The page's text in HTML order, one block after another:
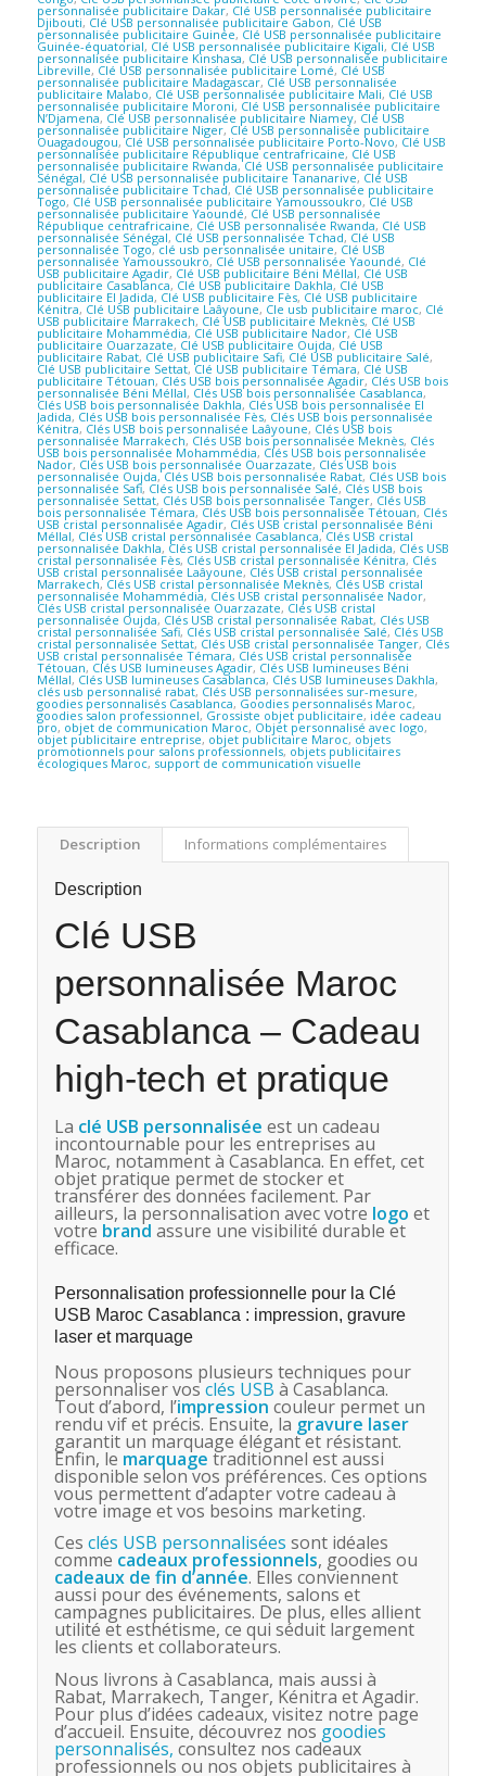
personnalisée publicitaire Dakar, Clé USB personnalisée publicitaire
Djibouti, Clé USB personnalisée publicitaire Gabon, Clé USB
personnalisée publicitaire Guinée, Clé USB personnalisée publicitaire
Guinée-équatorial, Clé USB personnalisée publicitaire Kigali, Clé USB
personnalisée publicitaire Kinshasa, Clé USB personnalisée publicitaire
Libreville, Clé USB personnalisée publicitaire Lomé, Clé USB
personnalisée publicitaire Madagascar, Clé USB personnalisée
publicitaire Malabo, Clé USB personnalisée publicitaire Mali, Clé USB
personnalisée publicitaire Moroni, Clé USB personnalisée publicitaire
N’Djamena, Clé USB personnalisée publicitaire Niamey, Clé USB
personnalisée publicitaire Niger, Clé USB personnalisée publicitaire
Ouagadougou,Clé USB personnalisée publicitaire Porto-Novo, Clé USB
personnalisée publicitaire République centrafricaine, Clé USB
personnalisée publicitaire Rwanda,Clé USB personnalisée publicitaire
Sénégal, Clé USB personnalisée publicitaire Tananarive, Clé USB
personnalisée publicitaire Tchad, Clé USB personnalisée publicitaire
Togo, Clé USB personnalisée publicitaire Yamoussoukro, Clé USB
personnalisée publicitaire Yaoundé, Clé USB personnalisée
République centrafricaine, Clé USB personnalisée Rwanda, Clé USB
personnalisée Sénégal, Clé USB personnalisée Tchad, Clé USB
personnalisée Togo,clé usb personnalisée unitaire, Clé USB
personnalisée Yamoussoukro, Clé USB personnalisée Yaoundé, Clé
USB publicitaire Agadir, Clé USB publicitaire Béni Méllal, Clé USB
publicitaire Casablanca, Clé USB publicitaire Dakhla, Clé USB
publicitaire El Jadida, Clé USB publicitaire Fès, Clé USB publicitaire
Kénitra, Clé USB publicitaire Laâyoune, Cle usb publicitaire maroc, Clé
USB publicitaire Marrakech, Clé USB publicitaire Meknès, Clé USB
publicitaire Mohammédia, Clé USB publicitaire Nador, Clé USB
publicitaire Ouarzazate, Clé USB publicitaire Oujda, Clé USB
publicitaire Rabat, Clé USB publicitaire Safi, Clé USB publicitaire Salé,
Clé USB publicitaire Settat, Clé USB publicitaire Témara, Clé USB
publicitaire Tétouan, Clés USB bois personnalisée Agadir, Clés USB bois
personnalisée Béni Méllal, Clés USB bois personnalisée Casablanca,
Clés USB bois personnalisée Dakhla, Clés USB bois personnalisée El
Jadida, Clés USB bois personnalisée Fès, Clés USB bois personnalisée
Kénitra, Clés USB bois personnalisée Laâyoune, Clés USB bois
personnalisée Marrakech, Clés USB bois personnalisée Meknès, Clés
USB bois personnalisée Mohammédia, Clés USB bois personnalisée
Nador, Clés USB bois personnalisée Ouarzazate, Clés USB bois
personnalisée Oujda, Clés USB bois personnalisée Rabat, Clés USB bois
personnalisée Safi, Clés USB bois personnalisée Salé, Clés USB bois
personnalisée Settat, Clés USB bois personnalisée Tanger, Clés USB
bois personnalisée Témara, Clés USB bois personnalisée Tétouan, Clés
USB cristal personnalisée Agadir, Clés USB cristal personnalisée Béni
Méllal, Clés USB cristal personnalisée Casablanca, Clés USB cristal
personnalisée Dakhla, Clés USB cristal personnalisée El Jadida, Clés USB
cristal personnalisée Fès, Clés USB cristal personnalisée Kénitra, Clés
USB cristal personnalisée Laâyoune, Clés USB cristal personnalisée
Marrakech, Clés USB cristal personnalisée Meknès, Clés USB cristal
personnalisée Mohammédia, Clés USB cristal personnalisée Nador,
Clés USB cristal personnalisée Ouarzazate, Clés USB cristal
personnalisée Oujda, Clés USB cristal personnalisée Rabat, Clés USB
cristal personnalisée Safi, Clés USB cristal personnalisée Salé, Clés USB
cristal personnalisée Settat, Clés USB cristal personnalisée Tanger, Clés
USB cristal personnalisée Témara, Clés USB cristal personnalisée
Tétouan, Clés USB lumineuses Agadir, Clés USB lumineuses Béni
Méllal, Clés USB lumineuses Casablanca, Clés USB lumineuses Dakhla,
clés usb personnalisé rabat, Clés USB personnalisées sur-mesure,
goodies personnalisés Casablanca, Goodies personnalisés Maroc,
goodies salon professionnel, Grossiste objet publicitaire, idée cadeau
pro, objet de communication Maroc, Objet personnalisé avec logo,
objet publicitaire entreprise, objet publicitaire Maroc, objets
promotionnels pour salons professionnels, objets publicitaires
écologiques Maroc, support de communication visuelle
Description Informations complémentaires
Description
Clé USB
personnalisée Maroc
Casablanca – Cadeau
high-tech et pratique
La clé USB personnalisée est un cadeau
incontournable pour les entreprises au
Maroc, notamment à Casablanca. En effet, cet
objet pratique permet de stocker et
transférer des données facilement. Par
ailleurs, la personnalisation avec votre logo et
votre brand assure une visibilité durable et
efficace.
Personnalisation professionnelle pour la Clé
USB Maroc Casablanca : impression, gravure
laser et marquage
Nous proposons plusieurs techniques pour
personnaliser vosclés USB à Casablanca.
Tout d’abord, l’impression couleur permet un
rendu vif et précis. Ensuite, la gravure laser
garantit un marquage élégant et résistant.
Enfin, le marquage traditionnel est aussi
disponible selon vos préférences. Ces options
vous permettent d’adapter votre cadeau à
votre image et vos besoins marketing.
Ces clés USB personnalisées sont idéales
comme cadeaux professionnels, goodies ou
cadeaux de fin d’année. Elles conviennent
aussi pour des événements, salons et
campagnes publicitaires. De plus, elles allient
utilité et esthétisme, ce qui séduit largement
les clients et collaborateurs.
Nous livrons à Casablanca, mais aussi à
Rabat, Marrakech, Tanger, Kénitra et Agadir.
Pour plus d’idées cadeaux, visitez notre page
d’accueil. Ensuite, découvrez nos goodies
personnalisés, consultez nos cadeaux
professionnels ou nos objets publicitaires à